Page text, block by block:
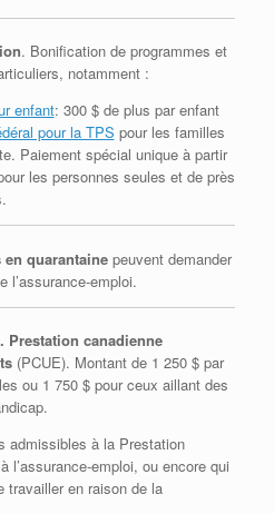
. Bonification de programmes et
notamment :
enfant: 300 $ de plus par enfant
pour la TPS pour les familles
Paiement spécial unique à partir
les personnes seules et de près
en quarantaine peuvent demander
l’assurance-emploi.
Prestation canadienne
(PCUE). Montant de 1 250 $ par
ou 1 750 $ pour ceux aillant des
admissibles à la Prestation
l’assurance‑emploi, ou encore qui
travailler en raison de la